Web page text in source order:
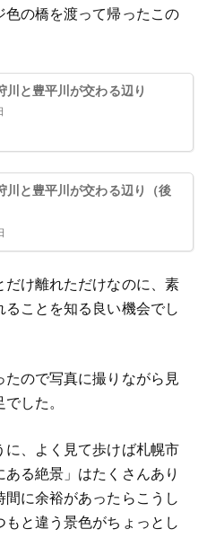
色の橋を渡って帰ったこの
川と豊平川が交わる辺り
川と豊平川が交わる辺り（後
だけ離れただけなのに、素
ことを知る良い機会でし
たので写真に撮りながら見
した。
に、よく見て歩けば札幌市
る絶景」はたくさんあり
間に余裕があったらこうし
と違う景色がちょっとし